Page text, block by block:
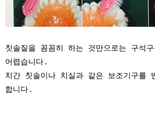
칫솔질을 꼼꼼히 하는 것만으로는 구석구
어렵습니다.
치간 칫솔이나 치실과 같은 보조기구를
합니다.